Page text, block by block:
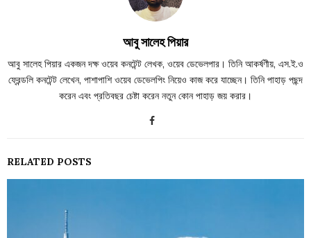
আবু সালেহ পিয়ার
আবু সালেহ পিয়ার একজন দক্ষ ওয়েব কনটেন্ট লেখক, ওয়েব ডেভেলপার। তিনি আকর্ষণীয়, এস.ই.ও
ফ্রেন্ডলি কনটেন্ট লেখেন, পাশাপাশি ওয়েব ডেভেলপিং নিয়েও কাজ করে যাচ্ছেন। তিনি পাহাড় পছন্দ
করেন এবং প্রতিবছর চেষ্টা করেন নতুন কোন পাহাড় জয় করার।
RELATED POSTS